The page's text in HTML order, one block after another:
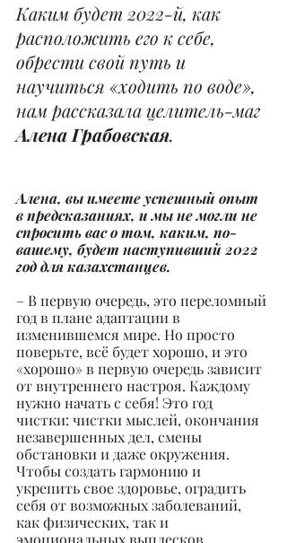
Каким будет 2022-й, как
расположить его к себе,
обрести свой путь и
научиться «ходить по воде»,
нам рассказала целитель-маг
Алена Грабовская.
Алена, вы имеете успешный опыт
в предсказаниях, и мы не могли не
спросить вас о том, каким, по-
вашему, будет наступивший 2022
год для казахстанцев.
– В первую очередь, это переломный
год в плане адаптации в
изменившемся мире. Но просто
поверьте, всё будет хорошо, и это
«хорошо» в первую очередь зависит
от внутреннего настроя. Каждому
нужно начать с себя! Это год
чистки: чистки мыслей, окончания
незавершенных дел, смены
обстановки и даже окружения.
Чтобы создать гармонию и
укрепить свое здоровье, оградить
себя от возможных заболеваний,
как физических, так и
эмоциональных выплесков,